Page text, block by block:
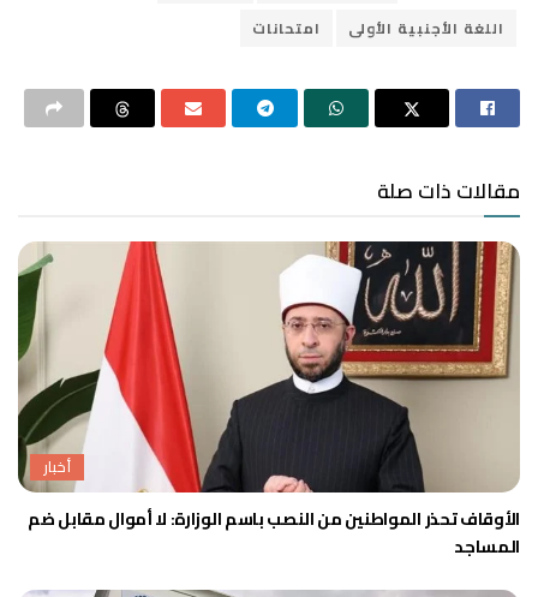
اللغة الأجنبية الأولى
امتحانات
مقالات ذات صلة
أخبار
الأوقاف تحذر المواطنين من النصب باسم الوزارة: لا أموال مقابل ضم
المساجد